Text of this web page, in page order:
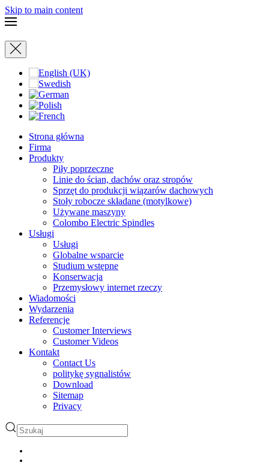
Skip to main content
Strona główna
Firma
Produkty
Piły poprzeczne
Linie do ścian, dachów oraz stropów
Sprzęt do produkcji wiązarów dachowych
Stoły robocze składane (motylkowe)
Używane maszyny
Colombo Electric Spindles
Usługi
Usługi
Globalne wsparcie
Studium wstępne
Konserwacja
Przemysłowy internet rzeczy
Wiadomości
Wydarzenia
Referencje
Customer Interviews
Customer Videos
Kontakt
Contact Us
politykę sygnalistów
Download
Sitemap
Privacy